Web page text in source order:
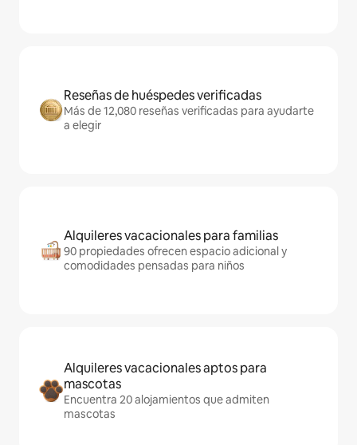
Reseñas de huéspedes verificadas
Más de 12,080 reseñas verificadas para ayudarte
a elegir
Alquileres vacacionales para familias
90 propiedades ofrecen espacio adicional y
comodidades pensadas para niños
Alquileres vacacionales aptos para
mascotas
Encuentra 20 alojamientos que admiten
mascotas